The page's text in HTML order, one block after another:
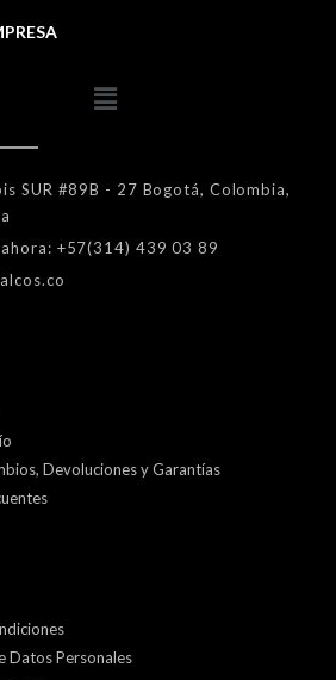
SUR #89B - 27 Bogotá, Colombia,
ahora: +57(314) 439 03 89
Devoluciones y Garantías
Datos Personales